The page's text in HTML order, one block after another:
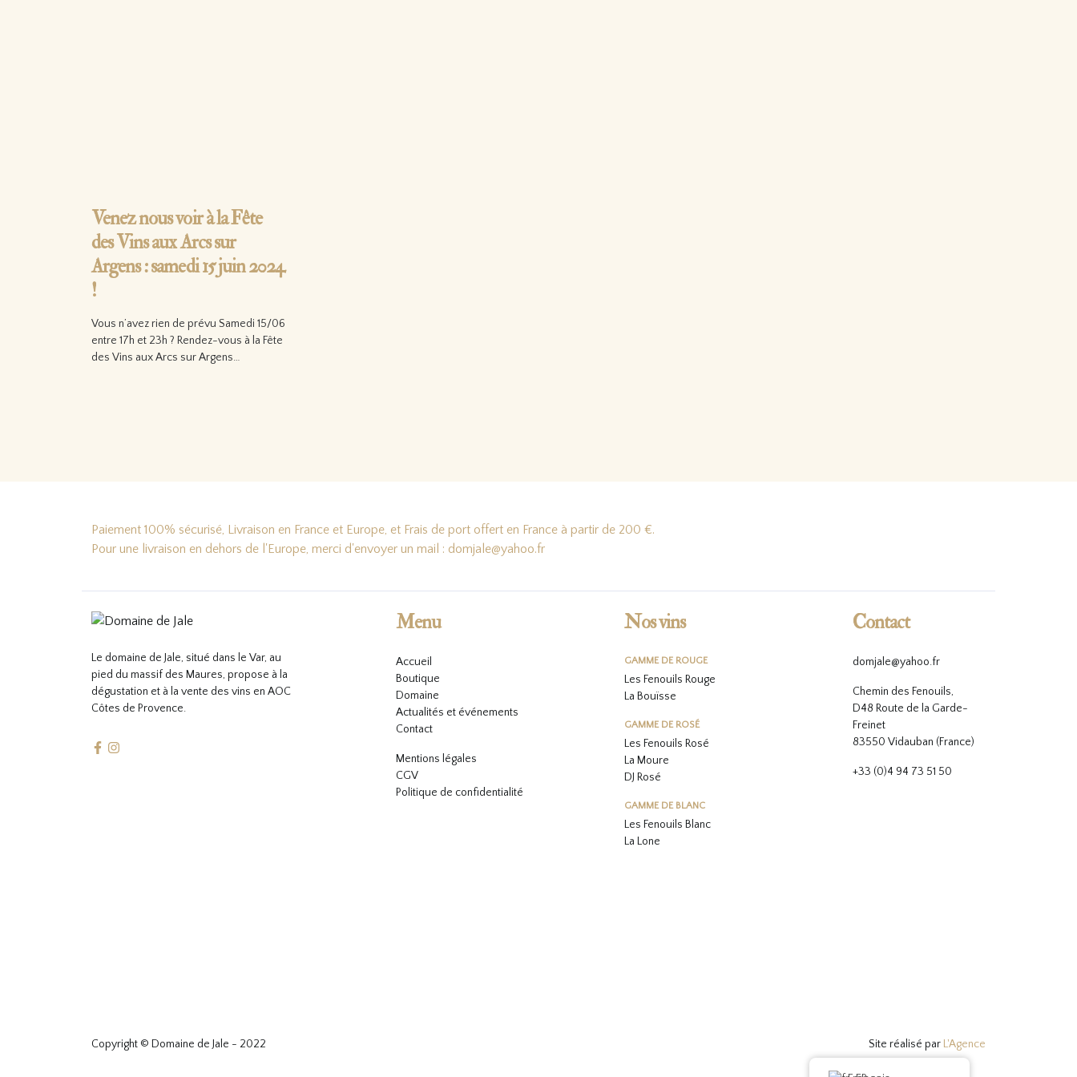
Venez nous voir à la Fête
des Vins aux Arcs sur
Argens : samedi 15 juin 2024
!
Vous n’avez rien de prévu Samedi 15/06
entre 17h et 23h ? Rendez-vous à la Fête
des Vins aux Arcs sur Argens…
Paiement 100% sécurisé, Livraison en France et Europe, et Frais de port offert en France à partir de 200 €.
Pour une livraison en dehors de l'Europe, merci d'envoyer un mail : domjale@yahoo.fr
Le domaine de Jale, situé dans le Var, au
pied du massif des Maures, propose à la
dégustation et à la vente des vins en AOC
Côtes de Provence.
Menu
Accueil
Boutique
Domaine
Actualités et événements
Contact
Mentions légales
CGV
Politique de confidentialité
Nos vins
GAMME DE ROUGE
Les Fenouils Rouge
La Bouïsse
GAMME DE ROSÉ
Les Fenouils Rosé
La Moure
DJ Rosé
GAMME DE BLANC
Les Fenouils Blanc
La Lone
Contact
domjale@yahoo.fr
Chemin des Fenouils,
D48 Route de la Garde-
Freinet
83550 Vidauban (France)
+33 (0)4 94 73 51 50
Copyright © Domaine de Jale - 2022 Site réalisé par L'Agence